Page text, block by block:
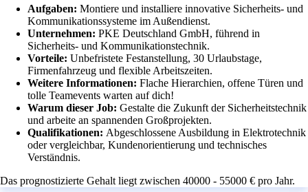
Aufgaben: Montiere und installiere innovative Sicherheits- und
Kommunikationssysteme im Außendienst.
Unternehmen: PKE Deutschland GmbH, führend in
Sicherheits- und Kommunikationstechnik.
Vorteile: Unbefristete Festanstellung, 30 Urlaubstage,
Firmenfahrzeug und flexible Arbeitszeiten.
Weitere Informationen: Flache Hierarchien, offene Türen und
tolle Teamevents warten auf dich!
Warum dieser Job: Gestalte die Zukunft der Sicherheitstechnik
und arbeite an spannenden Großprojekten.
Qualifikationen: Abgeschlossene Ausbildung in Elektrotechnik
oder vergleichbar, Kundenorientierung und technisches
Verständnis.
Das prognostizierte Gehalt liegt zwischen 40000 - 55000 € pro Jahr.